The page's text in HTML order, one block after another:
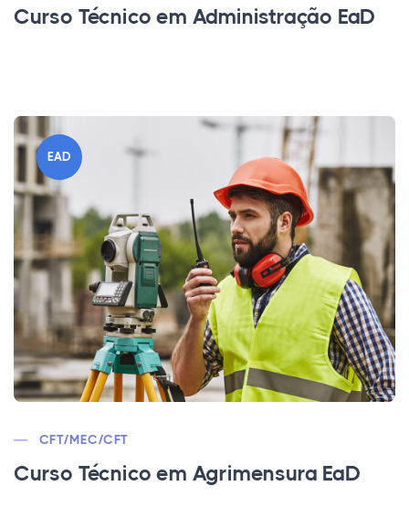
Curso Técnico em Administração EaD
EAD
CFT/MEC/CFT
Curso Técnico em Agrimensura EaD